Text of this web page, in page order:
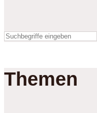
Themen